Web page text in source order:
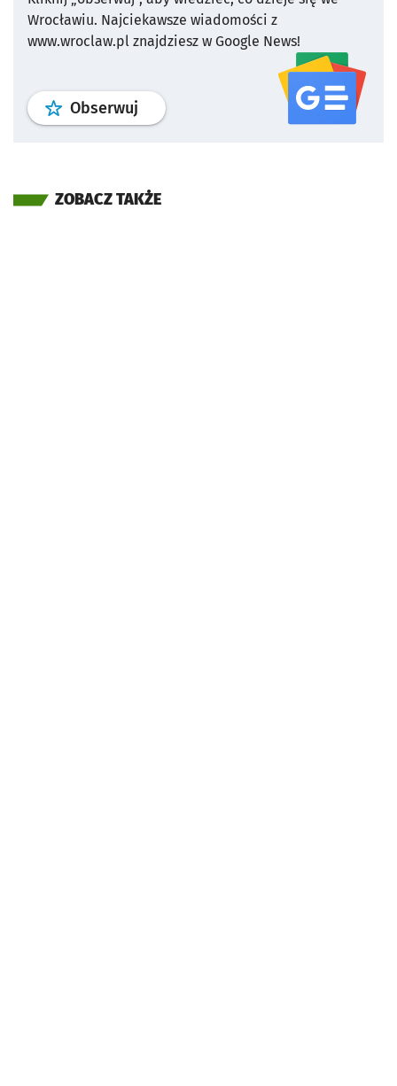
Wrocławiu. Najciekawsze wiadomości z
www.wroclaw.pl znajdziesz w Google News!
Obserwuj profil serwisu
ZOBACZ TAKŻE